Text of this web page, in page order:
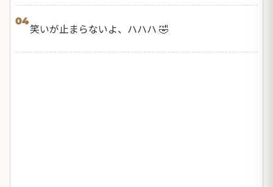
04
笑いが止まらないよ、ハハハ 🤣